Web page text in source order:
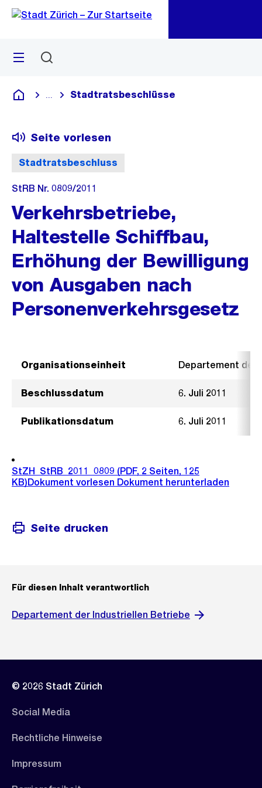
Navigation
Sprunglink
Menü
Deutsch
Blende alle Breadcrumbs ein
Stadtratsbeschlüsse
Stadtratsbeschluss
Seite vorlesen
StRB Nr. 0809/2011
Verkehrsbetriebe,
Haltestelle Schiffbau,
Erhöhung der Bewilligung
von Ausgaben nach
Personenverkehrsgesetz
Organisationseinheit Departement der
Beschlussdatum 6. Juli 2011
Publikationsdatum 6. Juli 2011
StZH_StRB_2011_0809 (PDF, 2 Seiten, 125
KB)Dokument vorlesen Dokument herunterladen
Seite drucken
Für diesen Inhalt verantwortlich
Departement der Industriellen Betriebe
© 2026 Stadt Zürich
Social Media
Rechtliche Hinweise
Impressum